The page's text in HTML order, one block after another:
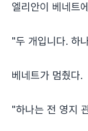
엘리안이 베네트
"두 개입니다. 하
베네트가 멈췄다.
"하나는 전 영지